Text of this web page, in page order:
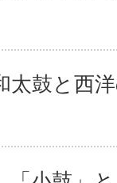
太鼓と西